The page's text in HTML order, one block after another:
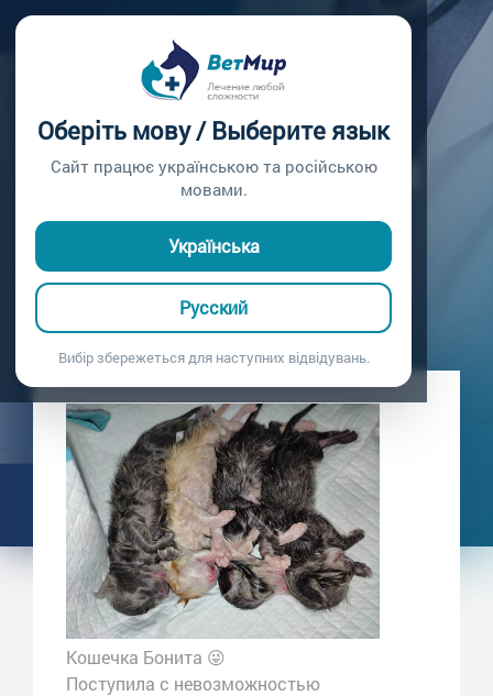
Оберіть мову / Выберите язык
Сайт працює українською та російською
мовами.
Українська
Русский
Вибір збережеться для наступних відвідувань.
НЕВОЗМОЖНОСТЬ
РОДОРАЗРЕШЕНИЯ
15.06.2021
Кошечка Бонита 😜
Поступила с невозможностью